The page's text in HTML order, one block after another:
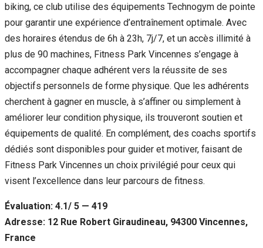
biking, ce club utilise des équipements Technogym de pointe
pour garantir une expérience d’entraînement optimale. Avec
des horaires étendus de 6h à 23h, 7j/7, et un accès illimité à
plus de 90 machines, Fitness Park Vincennes s’engage à
accompagner chaque adhérent vers la réussite de ses
objectifs personnels de forme physique. Que les adhérents
cherchent à gagner en muscle, à s’affiner ou simplement à
améliorer leur condition physique, ils trouveront soutien et
équipements de qualité. En complément, des coachs sportifs
dédiés sont disponibles pour guider et motiver, faisant de
Fitness Park Vincennes un choix privilégié pour ceux qui
visent l’excellence dans leur parcours de fitness.
Évaluation: 4.1/ 5 — 419
Adresse: 12 Rue Robert Giraudineau, 94300 Vincennes,
France